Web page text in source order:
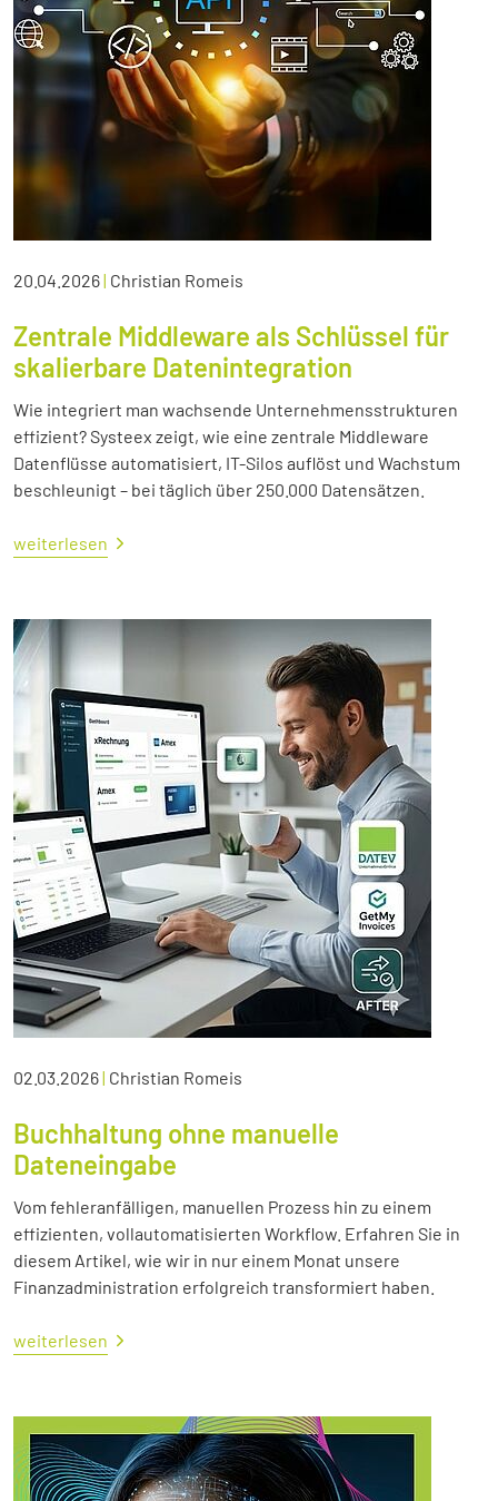
20.04.2026| Christian Romeis
Zentrale Middleware als Schlüssel für
skalierbare Datenintegration
Wie integriert man wachsende Unternehmensstrukturen
effizient? Systeex zeigt, wie eine zentrale Middleware
Datenflüsse automatisiert, IT-Silos auflöst und Wachstum
beschleunigt – bei täglich über 250.000 Datensätzen.
weiterlesen
02.03.2026| Christian Romeis
Buchhaltung ohne manuelle
Dateneingabe
Vom fehleranfälligen, manuellen Prozess hin zu einem
effizienten, vollautomatisierten Workflow. Erfahren Sie in
diesem Artikel, wie wir in nur einem Monat unsere
Finanzadministration erfolgreich transformiert haben.
weiterlesen